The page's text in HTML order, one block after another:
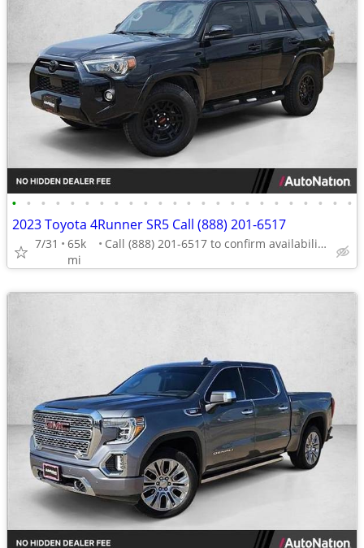
• • • • • • • • • • • • • • • • • • • • • • • •
2023 Toyota 4Runner SR5 Call (888) 201-6517
7/31
65k
mi
Call (888) 201-6517 to confirm availability - May 14th